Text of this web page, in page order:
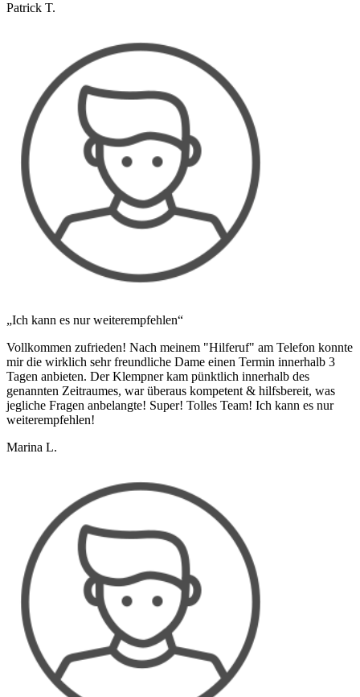
Patrick T.
„Ich kann es nur weiterempfehlen“
Vollkommen zufrieden! Nach meinem "Hilferuf" am Telefon konnte
mir die wirklich sehr freundliche Dame einen Termin innerhalb 3
Tagen anbieten. Der Klempner kam pünktlich innerhalb des
genannten Zeitraumes, war überaus kompetent & hilfsbereit, was
jegliche Fragen anbelangte! Super! Tolles Team! Ich kann es nur
weiterempfehlen!
Marina L.